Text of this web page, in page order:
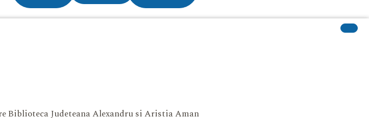
Biblioteca Judeteana Alexandru si Aristia Aman